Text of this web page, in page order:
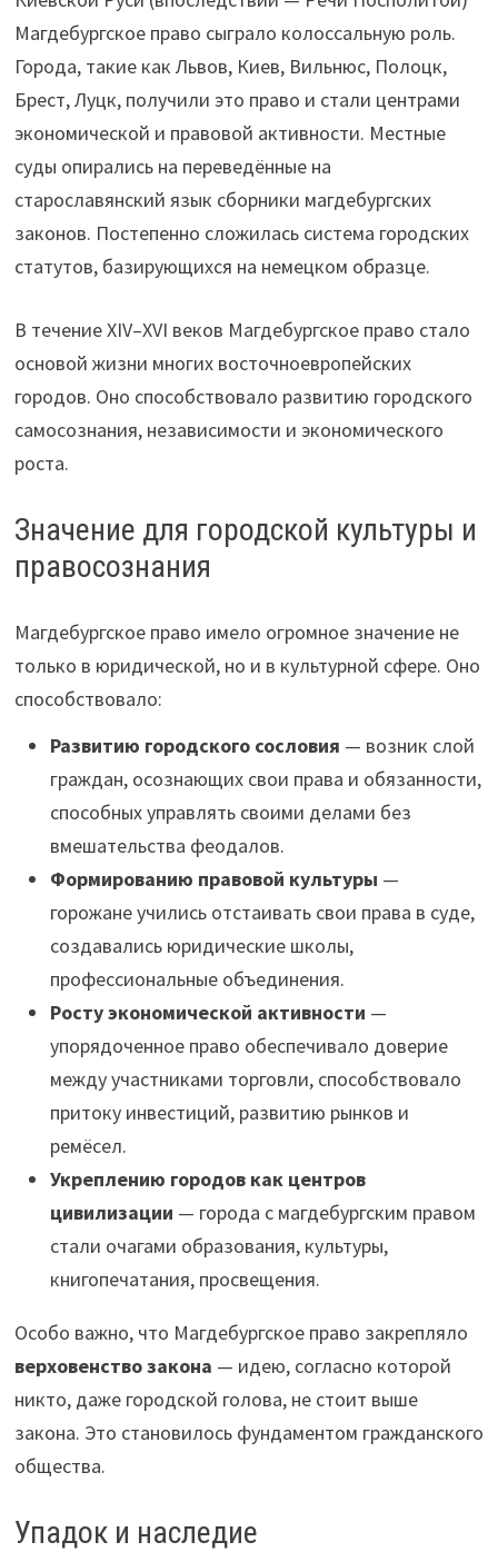
Магдебургское право сыграло колоссальную роль.
Города, такие как Львов, Киев, Вильнюс, Полоцк,
Брест, Луцк, получили это право и стали центрами
экономической и правовой активности. Местные
суды опирались на переведённые на
старославянский язык сборники магдебургских
законов. Постепенно сложилась система городских
статутов, базирующихся на немецком образце.
В течение XIV–XVI веков Магдебургское право стало
основой жизни многих восточноевропейских
городов. Оно способствовало развитию городского
самосознания, независимости и экономического
роста.
Значение для городской культуры и
правосознания
Магдебургское право имело огромное значение не
только в юридической, но и в культурной сфере. Оно
способствовало:
Развитию городского сословия — возник слой
граждан, осознающих свои права и обязанности,
способных управлять своими делами без
вмешательства феодалов.
Формированию правовой культуры —
горожане учились отстаивать свои права в суде,
создавались юридические школы,
профессиональные объединения.
Росту экономической активности —
упорядоченное право обеспечивало доверие
между участниками торговли, способствовало
притоку инвестиций, развитию рынков и
ремёсел.
Укреплению городов как центров
цивилизации — города с магдебургским правом
стали очагами образования, культуры,
книгопечатания, просвещения.
Особо важно, что Магдебургское право закрепляло
верховенство закона — идею, согласно которой
никто, даже городской голова, не стоит выше
закона. Это становилось фундаментом гражданского
общества.
Упадок и наследие